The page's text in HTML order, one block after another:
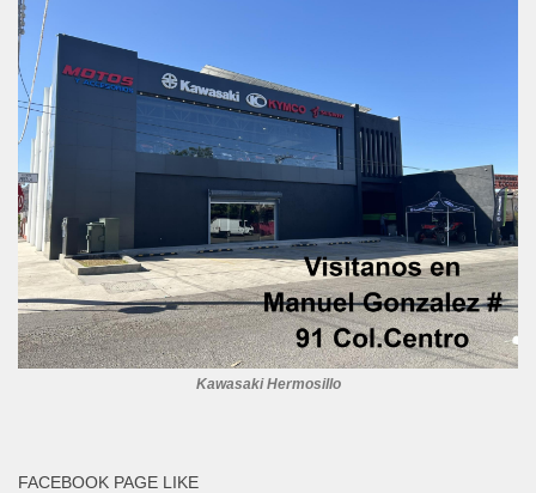
Kawasaki Hermosillo
FACEBOOK PAGE LIKE